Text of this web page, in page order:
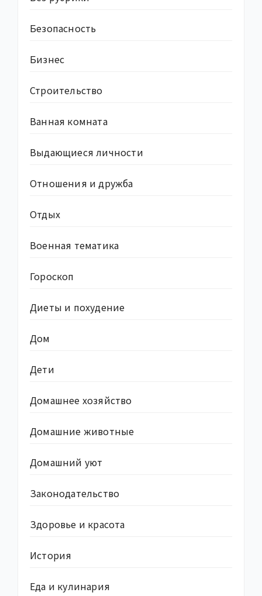
Безопасность
Бизнес
Строительство
Ванная комната
Выдающиеся личности
Отношения и дружба
Отдых
Военная тематика
Гороскоп
Диеты и похудение
Дом
Дети
Домашнее хозяйство
Домашние животные
Домашний уют
Законодательство
Здоровье и красота
История
Еда и кулинария